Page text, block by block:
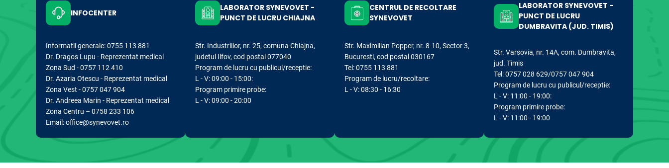
INFOCENTER
Informatii generale: 0755 113 881
Dr. Dragos Lupu - Reprezentat medical
Zona Sud - 0757 112 410
Dr. Azaria Otescu - Reprezentat medical
Zona Vest - 0757 047 904
Dr. Andreea Marin - Reprezentat medical
Zona Centru – 0758 233 106
Email: office@synevovet.ro
LABORATOR SYNEVOVET -
PUNCT DE LUCRU CHIAJNA
Str. Industriilor, nr. 25, comuna Chiajna,
judetul Ilfov, cod postal 077040
Program de lucru cu publicul/receptie:
L - V: 09:00 - 15:00:
Program primire probe:
L - V: 09:00 - 20:00
CENTRUL DE RECOLTARE
SYNEVOVET
Str. Maximilian Popper, nr. 8-10, Sector 3,
Bucuresti, cod postal 030167
Tel: 0755 113 881
Program de lucru/recoltare:
L - V: 08:30 - 16:30
LABORATOR SYNEVOVET -
PUNCT DE LUCRU
DUMBRAVITA (JUD. TIMIS)
Str. Varsovia, nr. 14A, com. Dumbravita,
jud. Timis
Tel: 0757 028 629/0757 047 904
Program de lucru cu publicul/receptie:
L - V: 11:00 - 19:00:
Program primire probe:
L - V: 11:00 - 19:00